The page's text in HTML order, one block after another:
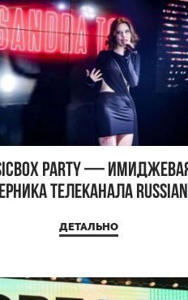
PARTY —
телеканала RUSSIAN
ДЕТАЛЬНО